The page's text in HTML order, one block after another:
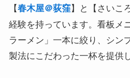
【春木屋＠荻窪】と【さいこ
経験を持っています。看板メ
ラーメン」一本に絞り、シン
製法にこだわった一杯を提供